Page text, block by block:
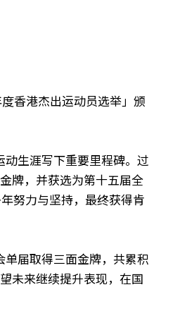
香港杰出运动员选举」颁
动生涯写下重要里程碑。过
牌，并获选为第十五届全
努力与坚持，最终获得肯
单届取得三面金牌，共累积
未来继续提升表现，在国